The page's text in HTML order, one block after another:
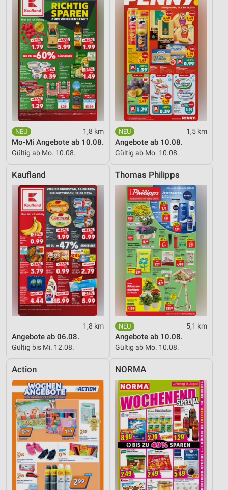
1,8 km
Mo-Mi Angebote ab 10.08.
Gültig ab Mo. 10.08.
1,5 km
Angebote ab 10.08.
Gültig ab Mo. 10.08.
Kaufland
1,8 km
Angebote ab 06.08.
Gültig bis Mi. 12.08.
Thomas Philipps
5,1 km
Angebote ab 10.08.
Gültig ab Mo. 10.08.
Action NORMA
Inhalten
IAB-Besonderheiten:
Verwendung genauer Standortdaten
Geräte anhand von aktiv angeforderten
Informationen identifizieren
Nicht-IAB-Verarbeitungszwecke:
Notwendig
Performance
Funktional